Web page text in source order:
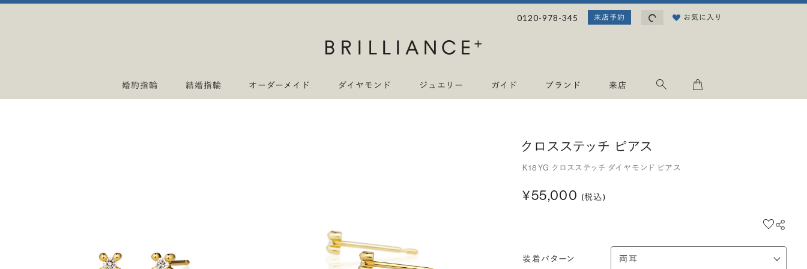
0120-978-345 来店予約 読み込み中...お気に入り
婚約指輪 結婚指輪 オーダーメイド ダイヤモンド ジュエリー ガイド ブランド 来店
クロスステッチ ピアス
K18YG クロスステッチ ダイヤモンド ピアス
¥55,000 (税込)
装着パターン